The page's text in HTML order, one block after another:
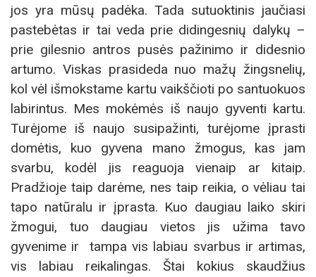
jos yra mūsų padėka. Tada sutuoktinis jaučiasi
pastebėtas ir tai veda prie didingesnių dalykų –
prie gilesnio antros pusės pažinimo ir didesnio
artumo. Viskas prasideda nuo mažų žingsnelių,
kol vėl išmokstame kartu vaikščioti po santuokuos
labirintus. Mes mokėmės iš naujo gyventi kartu.
Turėjome iš naujo susipažinti, turėjome įprasti
domėtis, kuo gyvena mano žmogus, kas jam
svarbu, kodėl jis reaguoja vienaip ar kitaip.
Pradžioje taip darėme, nes taip reikia, o vėliau tai
tapo natūralu ir įprasta. Kuo daugiau laiko skiri
žmogui, tuo daugiau vietos jis užima tavo
gyvenime ir tampa vis labiau svarbus ir artimas,
vis labiau reikalingas. Štai kokius skaudžius